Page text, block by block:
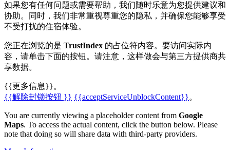
如果您有任何问题或需要帮助，我们随时乐意为您提供建议和
协助。同时，我们非常重视尊重您的隐私，并确保您能够享受
不受打扰的住宿体验。
您正在浏览的是 TrustIndex 的占位符内容。要访问实际内
容，请单击下面的按钮。请注意，这样做会与第三方提供商共
享数据。
{{更多信息}}。
{{解除封锁按钮 }} {{acceptServiceUnblockContent}}。
You are currently viewing a placeholder content from Google
Maps. To access the actual content, click the button below. Please
note that doing so will share data with third-party providers.